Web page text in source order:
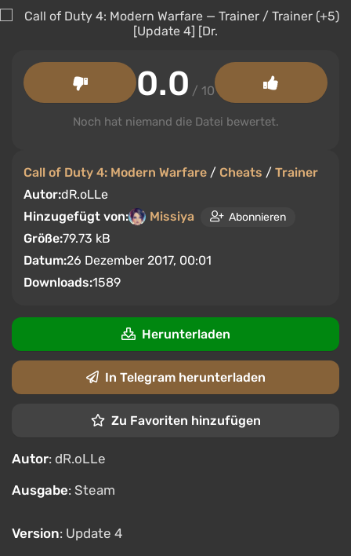
Call of Duty 4: Modern Warfare / Cheats / Trainer
Autor:dR.oLLe
Hinzugefügt von:
Missiya Abonnieren
Größe:79.73 kB
Datum:26 Dezember 2017, 00:01
Downloads:1589
0.0 / 10
Noch hat niemand die Datei bewertet.
Herunterladen
In Telegram herunterladen
Zu Favoriten hinzufügen
Autor: dR.oLLe
Ausgabe: Steam
Version: Update 4